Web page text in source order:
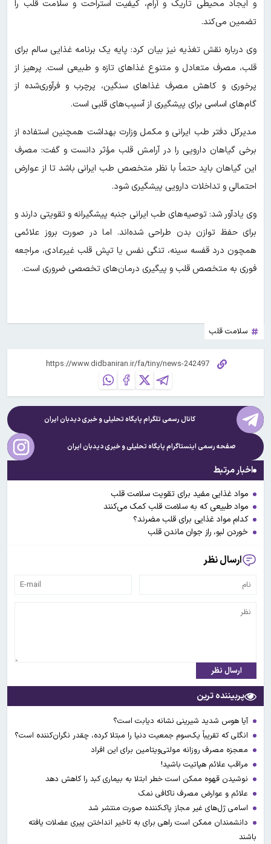
و ایجاد محیطی تاریک و آرام، کیفیت استراحت و سلامت قلب را
تضمین می‌کند.
وی درباره نقش تغذیه نیز بیان کرد: پایه یک برنامه غذایی سالم برای
قلب، مصرف متعادل و متنوع غذاهای تازه و طبیعی است. پرهیز از
پرخوری و کاهش مصرف غذاهای سنگین، پرچرب و فرآوری‌شده از
گام‌های اساسی برای پیشگیری از آسیب‌های قلبی است.
مدیرکل دفتر طب ایرانی و مکمل وزارت بهداشت همچنین استفاده از
برخی گیاهان دارویی را در آرامش قلب مؤثر دانست و گفت: مصرف
این گیاهان باید حتماً با نظر متخصص طب ایرانی باشد تا از عوارض
احتمالی و تداخلات دارویی پیشگیری شود.
وی یادآور شد: توصیه‌های طب ایرانی جنبه پیشگیرانه و تقویتی دارند و
برای حفظ توازن بدن طراحی شده‌اند. اما در صورت بروز علائمی
همچون درد قفسه سینه، تنگی نفس یا تپش قلب غیرعادی، مراجعه
فوری به متخصص قلب و پیگیری درمان‌های تخصصی ضروری است.
سلامت قلب
کانال رسمی تلگرام پایگاه تحلیلی و خبریدیدبان ایران
صفحه رسمی اینستاگرام پایگاه تحلیلی و خبریدیدبان ایران
اخبار مرتبط
مواد غذایی مفید برای تقویت سلامت قلب
مواد طبیعی که به سلامت قلب کمک می‌کنند
کدام مواد غذایی برای قلب مضرند؟
خوردن لبو، راز جوان ماندن قلب
ارسال نظر
ارسال نظر
پربیننده ترین
آیا هوس شدید شیرینی نشانه دیابت است؟
انگلی که تقریباً یک‌سوم جمعیت دنیا را مبتلا کرده، چقدر نگران‌کننده است؟
معجزه مصرف روزانه مولتی‌ویتامین برای این افراد
مراقب علائم هپاتیت باشید!
نوشیدن قهوه ممکن است خطر ابتلا به بیماری کبد را کاهش دهد
علائم و عوارض مصرف ناکافی نمک
اسامی ژل‌های غیر مجاز پاک‌کننده صورت منتشر شد
دانشمندان ممکن است راهی برای به تاخیر انداختن پیری عضلات یافته
باشند